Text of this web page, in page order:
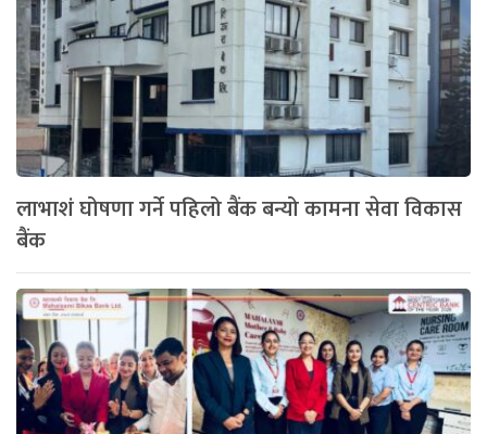
लाभाशं घोषणा गर्ने पहिलो बैंक बन्यो कामना सेवा विकास
बैंक